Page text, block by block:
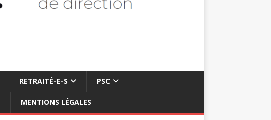
RETRAITÉ-E-S PSC
MENTIONS LÉGALES